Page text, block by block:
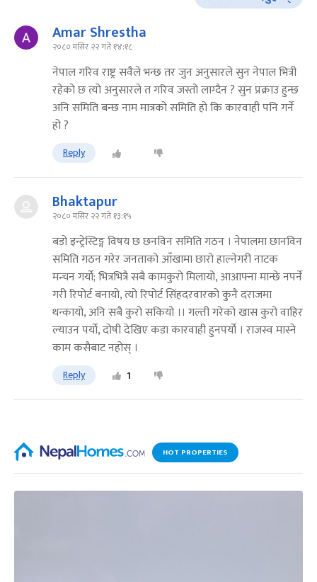
Amar Shrestha
२०८० मंसिर २२ गते १४:१८
नेपाल गरिव राष्ट्र सवैले भन्छ तर जुन अनुसारले सुन नेपाल भित्री
रहेको छ त्यो अनुसारले त गरिव जस्तो लाग्दैन ? सुन प्रक्राउ हुन्छ
अनि समिति बन्छ नाम मात्रको समिति हो कि कारवाही पनि गर्ने
हो ?
Reply
Bhaktapur
२०८० मंसिर २२ गते १३:१५
बडो इन्ट्रेस्टिङ्ग विषय छ छनविन समिति गठन । नेपालमा छानविन
समिति गठन गरेर जनताको आँखामा छारो हाल्नेगरी नाटक
मन्चन गर्यो; भित्रभित्रै सबै कामकुरो मिलायो, आआफ्ना मान्छे नपर्ने
गरी रिपोर्ट बनायो, त्यो रिपोर्ट सिंहदरवारको कुनै दराजमा
थन्कायो, अनि सबै कुरो सकियो ।। गल्ती गरेको खास कुरो वाहिर
ल्याउन पर्यो, दोषी देखिए कडा कारवाही हुनपर्यो । राजस्व मास्ने
काम कसैबाट नहोस् ।
Reply 1
HOT PROPERTIES